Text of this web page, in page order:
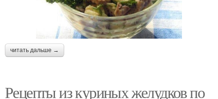
читать дальше →
Рецепты из куриных желудков по